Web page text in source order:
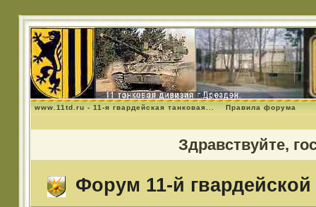
www.11td.ru - 11-я гвардейская танковая... Правила форума
Здравствуйте,
Форум 11-й гвардейской